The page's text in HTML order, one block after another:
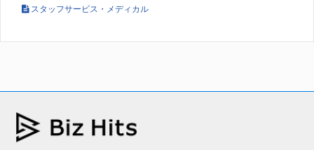
スタッフサービス・メディカル